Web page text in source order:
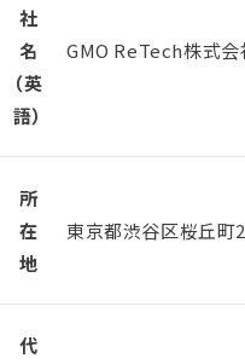
社
名
（英
語）
GMO ReTech株式会
所
在
地
東京都渋谷区桜丘町
代